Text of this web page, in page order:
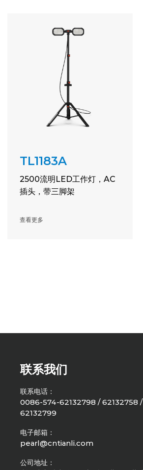
TL1183A
2500流明LED工作灯，AC
插头，带三脚架
查看更多
联系我们
联系电话：
0086-574-62132798 / 62132758 /
62132799
电子邮箱：
pearl@cntianli.com
公司地址：